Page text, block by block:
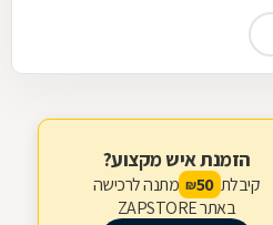
הזמנת איש מקצוע?
קיבלת 50
₪ מתנה לרכישה
באתר ZAPSTORE